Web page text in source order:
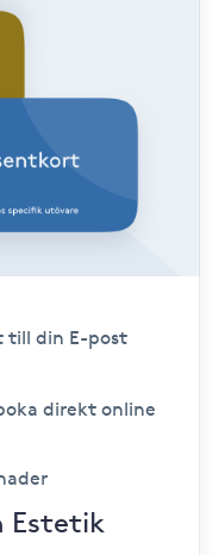
till din E-post
direkt online
Estetik